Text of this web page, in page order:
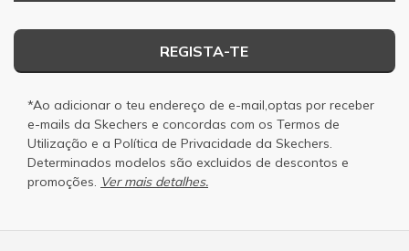
REGISTA-TE
*Ao adicionar o teu endereço de e-mail,optas por receber
e-mails da Skechers e concordas com os Termos de
Utilização e a Política de Privacidade da Skechers.
Determinados modelos são excluidos de descontos e
promoções. Ver mais detalhes.